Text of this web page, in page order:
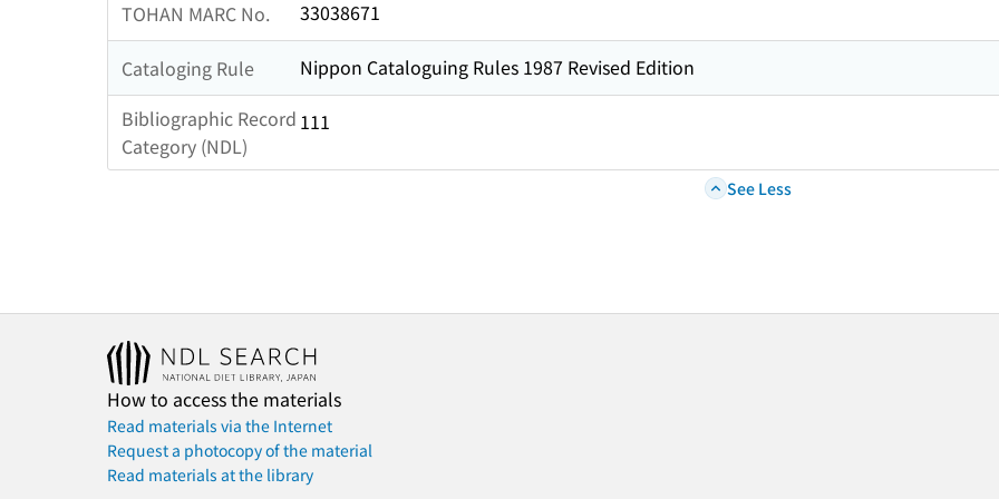
TOHAN MARC No. 33038671
Cataloging Rule
Nippon Cataloguing Rules 1987 Revised Edition
Bibliographic Record
Category (NDL)
111
See Less
How to access the materials
Read materials via the Internet
Request a photocopy of the material
Read materials at the library